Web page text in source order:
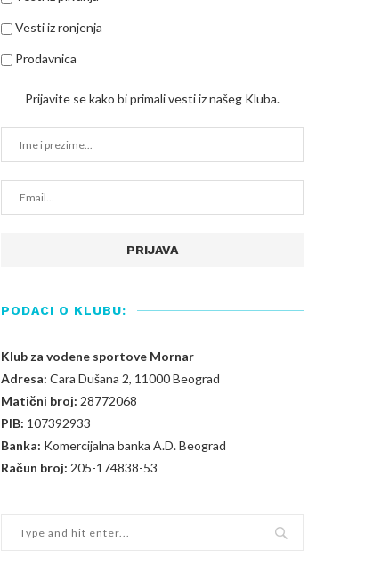
Vesti iz ronjenja
Prodavnica
Prijavite se kako bi primali vesti iz našeg Kluba.
PODACI O KLUBU:
Klub za vodene sportove Mornar
Adresa: Cara Dušana 2, 11000 Beograd
Matični broj: 28772068
PIB: 107392933
Banka: Komercijalna banka A.D. Beograd
Račun broj: 205-174838-53